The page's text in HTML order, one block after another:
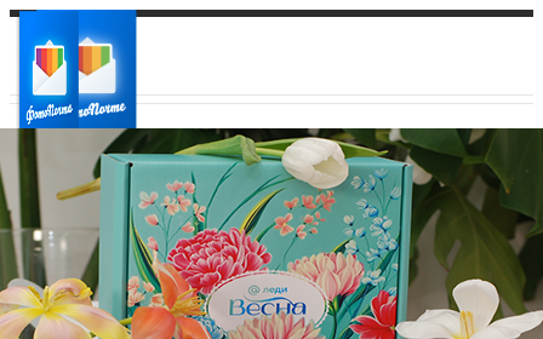
Ваш город:
Ваш регион доставки
Выберите из списка: